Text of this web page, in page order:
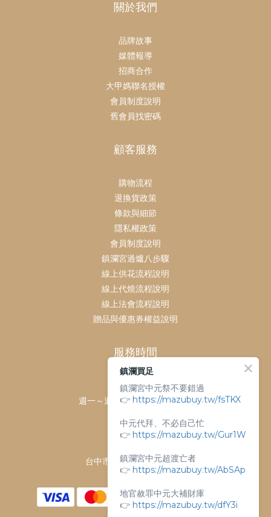
關於我們
品牌故事
媒體報導
招商合作
大甲媽聯名授權
會員制度說明
舊會員找密碼
顧客服務
購物流程
退換貨政策
條款與細節
隱私權政策
會員制度說明
鎮瀾宮過爐八步驟
線上供花流程說明
線上代燒流程說明
線上法會流程說明
贈品與優惠券權益說明
服務時間
客服時間：
週一～週日 上午9點～下午6點
04-26763688
台中市大甲區順天路238號
鎮瀾買足
鎮瀾宮中元祭不要錯過
👉 https://mazubuy.tw/fsTKX
中元代拜、不必自己忙
👉 https://mazubuy.tw/Gur1W
鎮瀾宮中元超渡亡者
👉 https://mazubuy.tw/AbSAp
地官赦罪中元大補財庫
👉 https://mazubuy.tw/dfY3i